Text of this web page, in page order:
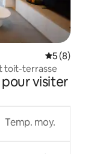
5 (8)
toit-terrasse
visiter
Temp. moy.